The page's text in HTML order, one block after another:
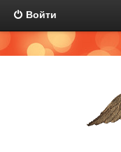
Войти